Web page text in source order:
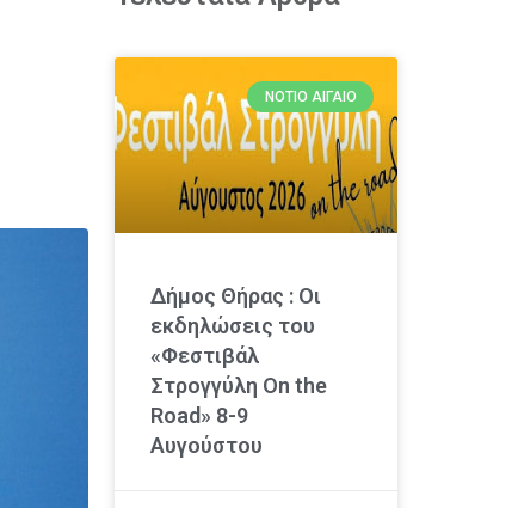
ΝΌΤΙΟ ΑΙΓΑΊΟ
Δήμος Θήρας : Οι
εκδηλώσεις του
«Φεστιβάλ
Στρογγύλη On the
Road» 8-9
Αυγούστου